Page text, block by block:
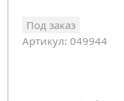
Под заказ
Артикул: 049944